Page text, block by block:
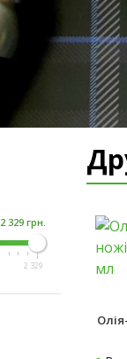
2 329 грн.
2 329